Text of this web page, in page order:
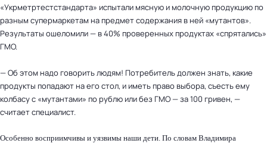
«Укрметртестстандарта» испытали мясную и молочную продукцию по
разным супермаркетам на предмет содержания в ней «мутантов».
Результаты ошеломили — в 40% проверенных продуктах «спрятались»
ГМО.
— Об этом надо говорить людям! Потребитель должен знать, какие
продукты попадают на его стол, и иметь право выбора, съесть ему
колбасу с «мутантами» по рублю или без ГМО — за 100 гривен, —
считает специалист.
Особенно восприимчивы и уязвимы наши дети. По словам Владимира